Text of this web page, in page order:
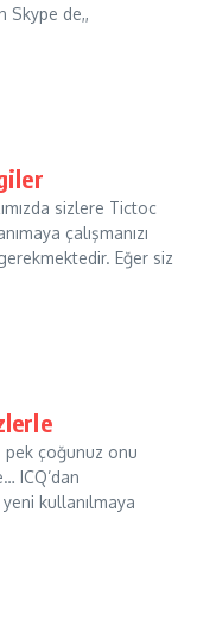
Skype de,,
sizlere Tictoc
çalışmanızı
Eğer siz
pek çoğunuz onu
ICQ’dan
kullanılmaya